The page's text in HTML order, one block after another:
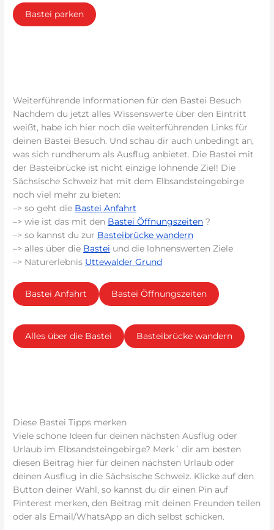
Bastei parken
Weiterführende Informationen für den Bastei Besuch
Nachdem du jetzt alles Wissenswerte über den Eintritt
weißt, habe ich hier noch die weiterführenden Links für
deinen Bastei Besuch. Und schau dir auch unbedingt an,
was sich rundherum als Ausflug anbietet. Die Bastei mit
der Basteibrücke ist nicht einzige lohnende Ziel! Die
Sächsische Schweiz hat mit dem Elbsandsteingebirge
noch viel mehr zu bieten:
–> so geht die Bastei Anfahrt
–> wie ist das mit den Bastei Öffnungszeiten ?
–> so kannst du zur Basteibrücke wandern
–> alles über die Bastei und die lohnenswerten Ziele
–> Naturerlebnis Uttewalder Grund
Bastei Anfahrt Bastei Öffnungszeiten
Alles über die Bastei Basteibrücke wandern
Diese Bastei Tipps merken
Viele schöne Ideen für deinen nächsten Ausflug oder
Urlaub im Elbsandsteingebirge? Merk´ dir am besten
diesen Beitrag hier für deinen nächsten Urlaub oder
deinen Ausflug in die Sächsische Schweiz. Klicke auf den
Button deiner Wahl, so kannst du dir einen Pin auf
Pinterest merken, den Beitrag mit deinen Freunden teilen
oder als Email/WhatsApp an dich selbst schicken.